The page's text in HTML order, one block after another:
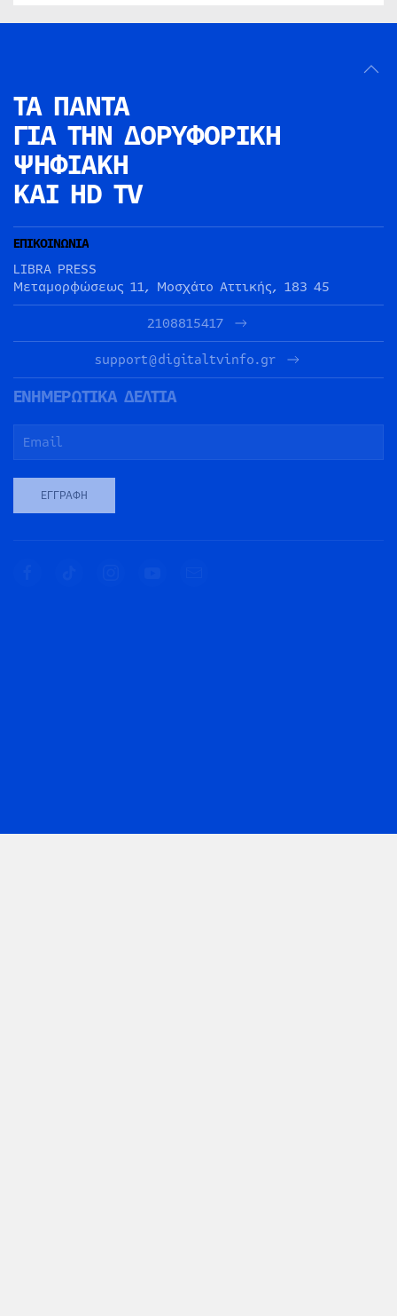
ΤΑ ΠΑΝΤΑ
ΓΙΑ ΤΗΝ ΔΟΡΥΦΟΡΙΚΗ
ΨΗΦΙΑΚΗ
ΚΑΙ HD TV
ΕΠΙΚΟΙΝΩΝΙΑ
LIBRA PRESS
Μεταμορφώσεως 11, Μοσχάτο Αττικής, 183 45
2108815417
support@digitaltvinfo.gr
ΕΝΗΜΕΡΩΤΙΚΑ ΔΕΛΤΙΑ
ΕΓΓΡΑΦΉ